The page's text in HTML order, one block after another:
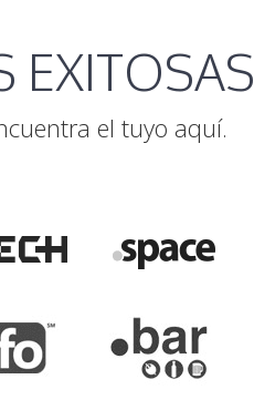
EXITOSAS
el tuyo aquí.